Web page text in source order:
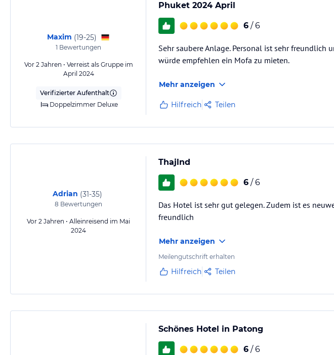
Maxim (19-25)
1 Bewertungen
Vor 2 Jahren • Verreist als Gruppe im
April 2024
Verifizierter Aufenthalt
Doppelzimmer Deluxe
Phuket 2024 April
6 / 6
Sehr saubere Anlage. Personal ist sehr
würde empfehlen ein Mofa zu mieten.
Mehr anzeigen
Hilfreich Teilen
Adrian (31-35)
8 Bewertungen
Vor 2 Jahren • Alleinreisend im Mai
2024
Thajlnd
6 / 6
Das Hotel ist sehr gut gelegen. Zudem ist es
freundlich
Mehr anzeigen
Meilengutschrift erhalten
Hilfreich Teilen
Schönes Hotel in Patong
6 / 6